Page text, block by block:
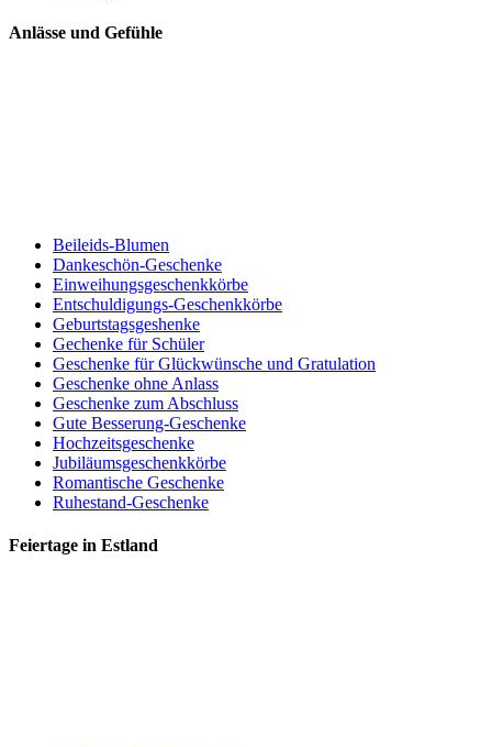
Anlässe und Gefühle
Beileids-Blumen
Dankeschön-Geschenke
Einweihungsgeschenkkörbe
Entschuldigungs-Geschenkkörbe
Geburtstagsgeshenke
Gechenke für Schüler
Geschenke für Glückwünsche und Gratulation
Geschenke ohne Anlass
Geschenke zum Abschluss
Gute Besserung-Geschenke
Hochzeitsgeschenke
Jubiläumsgeschenkkörbe
Romantische Geschenke
Ruhestand-Geschenke
Feiertage in Estland